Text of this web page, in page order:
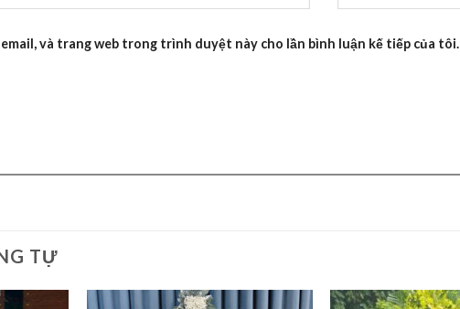
và trang web trong trình duyệt này cho lần bình luận kế tiếp của tôi.
TỰ